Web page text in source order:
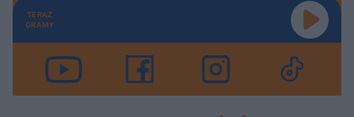
TERAZ
GRAMY